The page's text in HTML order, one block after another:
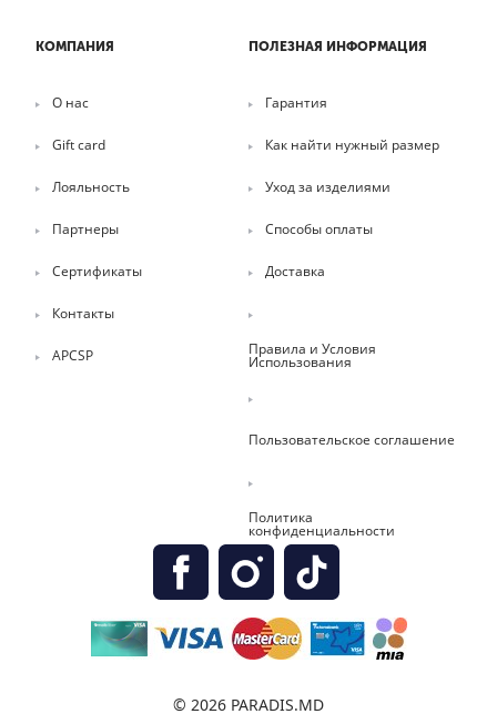
КОМПАНИЯ
О нас
Gift card
Лояльность
Партнеры
Сертификаты
Контакты
APCSP
ПОЛЕЗНАЯ ИНФОРМАЦИЯ
Гарантия
Как найти нужный размер
Уход за изделиями
Способы оплаты
Доставка
Правила и Условия
Использования
Пользовательское соглашение
Политика
конфиденциальности
© 2026 PARADIS.MD